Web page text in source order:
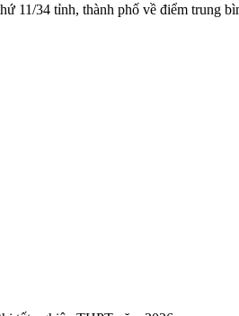
34 tỉnh, thành phố về điểm trung